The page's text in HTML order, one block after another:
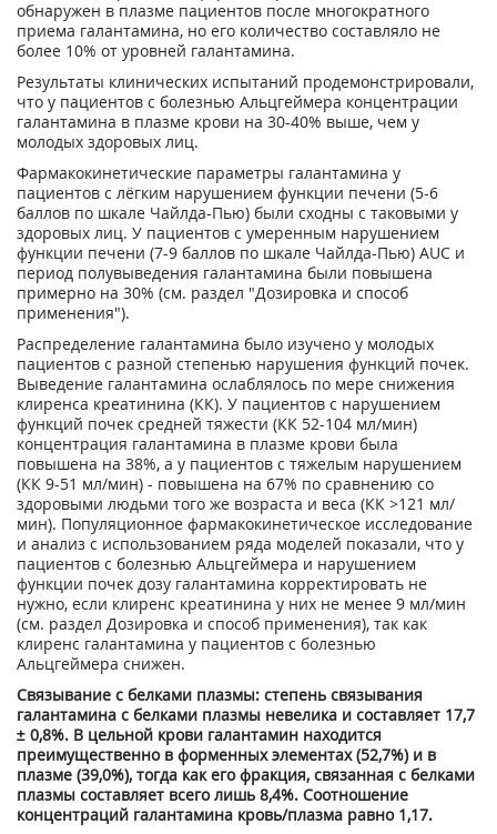
обнаружен в плазме пациентов после многократного
приема галантамина, но его количество составляло не
более 10% от уровней галантамина.
Результаты клинических испытаний продемонстрировали,
что у пациентов с болезнью Альцгеймера концентрации
галантамина в плазме крови на 30-40% выше, чем у
молодых здоровых лиц.
Фармакокинетические параметры галантамина у
пациентов с лёгким нарушением функции печени (5-6
баллов по шкале Чайлда-Пью) были сходны с таковыми у
здоровых лиц. У пациентов с умеренным нарушением
функции печени (7-9 баллов по шкале Чайлда-Пью) AUC и
период полувыведения галантамина были повышена
примерно на 30% (см. раздел "Дозировка и способ
применения").
Распределение галантамина было изучено у молодых
пациентов с разной степенью нарушения функций почек.
Выведение галантамина ослаблялось по мере снижения
клиренса креатинина (КК). У пациентов с нарушением
функций почек средней тяжести (КК 52-104 мл/мин)
концентрация галантамина в плазме крови была
повышена на 38%, а у пациентов с тяжелым нарушением
(КК 9-51 мл/мин) - повышена на 67% по сравнению со
здоровыми людьми того же возраста и веса (КК >121 мл/
мин). Популяционное фармакокинетическое исследование
и анализ с использованием ряда моделей показали, что у
пациентов с болезнью Альцгеймера и нарушением
функции почек дозу галантамина корректировать не
нужно, если клиренс креатинина у них не менее 9 мл/мин
(см. раздел Дозировка и способ применения), так как
клиренс галантамина у пациентов с болезнью
Альцгеймера снижен.
Связывание с белками плазмы: степень связывания
галантамина с белками плазмы невелика и составляет 17,7
± 0,8%. В цельной крови галантамин находится
преимущественно в форменных элементах (52,7%) и в
плазме (39,0%), тогда как его фракция, связанная с белками
плазмы составляет всего лишь 8,4%. Соотношение
концентраций галантамина кровь/плазма равно 1,17.